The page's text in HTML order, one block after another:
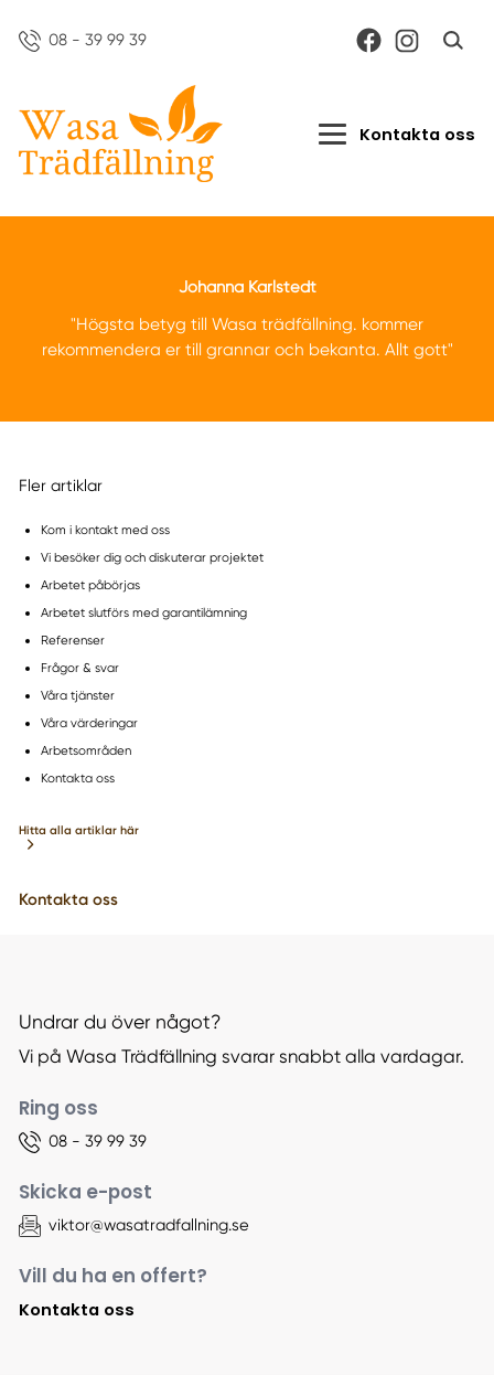
08 - 39 99 39
Kontakta oss
Johanna Karlstedt
"Högsta betyg till Wasa trädfällning. kommer
rekommendera er till grannar och bekanta. Allt gott"
Fler artiklar
Kom i kontakt med oss
Vi besöker dig och diskuterar projektet
Arbetet påbörjas
Arbetet slutförs med garantilämning
Referenser
Frågor & svar
Våra tjänster
Våra värderingar
Arbetsområden
Kontakta oss
Hitta alla artiklar här
Kontakta oss
Undrar du över något?
Vi på Wasa Trädfällning svarar snabbt alla vardagar.
Ring oss
08 - 39 99 39
Skicka e-post
viktor@wasatradfallning.se
Vill du ha en offert?
Kontakta oss